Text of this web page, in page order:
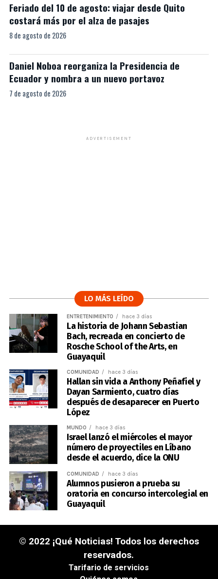
Feriado del 10 de agosto: viajar desde Quito
costará más por el alza de pasajes
8 de agosto de 2026
Daniel Noboa reorganiza la Presidencia de
Ecuador y nombra a un nuevo portavoz
7 de agosto de 2026
ADVERTISEMENT
LO MÁS LEÍDO
ENTRETENIMIENTO hace 3 días
La historia de Johann Sebastian
Bach, recreada en concierto de
Rosche School of the Arts, en
Guayaquil
COMUNIDAD hace 3 días
Hallan sin vida a Anthony Peñafiel y
Dayan Sarmiento, cuatro días
después de desaparecer en Puerto
López
MUNDO hace 3 días
Israel lanzó el miércoles el mayor
número de proyectiles en Líbano
desde el acuerdo, dice la ONU
COMUNIDAD hace 3 días
Alumnos pusieron a prueba su
oratoria en concurso intercolegial en
Guayaquil
© 2022 ¡Qué Noticias! Todos los derechos
reservados.
Tarifario de servicios